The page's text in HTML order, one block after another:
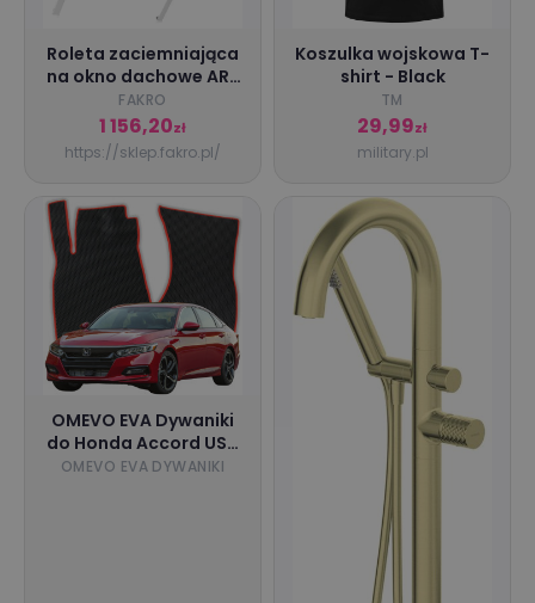
Roleta zaciemniająca
na okno dachowe ARF
NL 9003 94x180 FAKRO
FAKRO
1 156,20zł
https://sklep.fakro.pl/
Koszulka wojskowa T-
shirt - Black
TM
29,99zł
military.pl
OMEVO EVA Dywaniki
do Honda Accord USA
10 gen Sedan (2017-
OMEVO EVA DYWANIKI